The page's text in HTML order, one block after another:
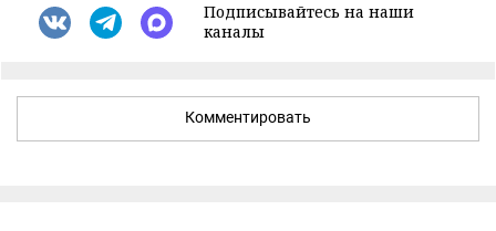
Подписывайтесь на наши
каналы
Комментировать